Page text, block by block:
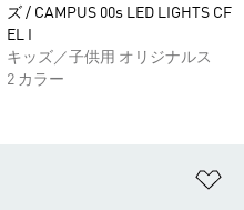
ズ / CAMPUS 00s LED LIGHTS CF
EL I
キッズ／子供用 オリジナルス
2 カラー